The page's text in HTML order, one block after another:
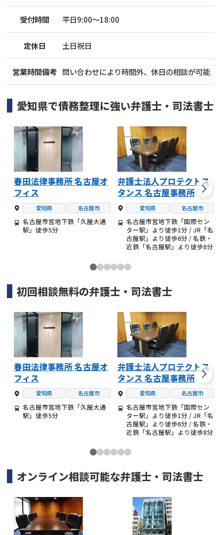
受付時間 平日9:00～18:00
定休日 土日祝日
営業時間備考 問い合わせにより時間外、休日の相談が可能
愛知県で債務整理に強い弁護士・司法書士
春田法律事務所 名古屋オ
フィス
愛知県 名古屋市
名古屋市営地下鉄「久屋大通
駅」徒歩5分
弁護士法人プロテクトス
タンス 名古屋事務所
愛知県 名古屋市
名古屋市営地下鉄「国際セン
ター駅」より徒歩1分 / JR「名
古屋駅」より徒歩6分 / 名鉄・
近鉄「名古屋駅」より徒歩8分
初回相談無料の弁護士・司法書士
春田法律事務所 名古屋オ
フィス
愛知県 名古屋市
名古屋市営地下鉄「久屋大通
駅」徒歩5分
弁護士法人プロテクトス
タンス 名古屋事務所
愛知県 名古屋市
名古屋市営地下鉄「国際セン
ター駅」より徒歩1分 / JR「名
古屋駅」より徒歩6分 / 名鉄・
近鉄「名古屋駅」より徒歩8分
オンライン相談可能な弁護士・司法書士